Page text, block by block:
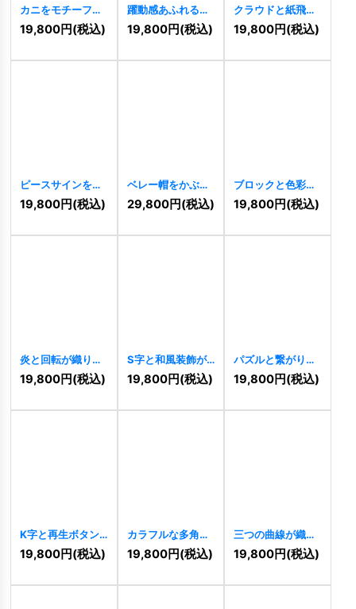
カニをモチーフに
したシンプルでス
タイリッシュなロ
19,800円(税込)
躍動感あふれるク
ジラと波のロゴ
11465 ]
19,800円(税込)
クラウドと紙飛行
機のWロゴ
11444 ]
19,800円(税込)
ピースサインをモ
チーフにしたカラ
フルなロゴ
19,800円(税込)
ベレー帽をかぶっ
た画家のゾウのク
リエイティブロゴ
29,800円(税込)
ブロックと色彩が
織りなす遊び心の
ハウスロゴ
19,800円(税込)
炎と回転が織りな
す躍動のエネルギ
ーロゴ [ 11284]
19,800円(税込)
S字と和風装飾が
融合した躍動のロ
ゴ [ 11198 ]
19,800円(税込)
パズルと繋がりを
表すカラフルなロ
ゴ [ 11056 ]
19,800円(税込)
K字と再生ボタン
の先進的ロゴ
10389
19,800円(税込)
カラフルな多角形
鉛筆のクリエイテ
ィブロゴ [ 10327]
19,800円(税込)
三つの曲線が織り
なすダイナミック
な成長ロゴ
19,800円(税込)